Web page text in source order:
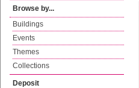
Browse by...
Buildings
Events
Themes
Collections
Deposit